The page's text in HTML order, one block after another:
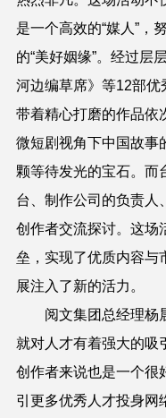
是一个高效的“媒人”，
的“美好姻缘”。经过层
河边编草席》等12部
带着精心打磨的作品依
微短剧视角下中国故事
颗等待发光的宝石。而
台、制作公司的负责人
创作者交流探讨。这场
垒，实现了优质内容与
展注入了新的活力。
阅文集团总经理杨晨
就对人才有着强大的吸
创作者来说也是一个很
引更多优秀人才投身网